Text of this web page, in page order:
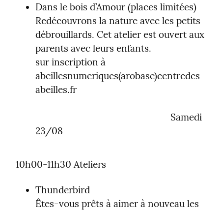
Dans le bois d’Amour (places limitées)
Redécouvrons la nature avec les petits
débrouillards. Cet atelier est ouvert aux
parents avec leurs enfants.
sur inscription à
abeillesnumeriques(arobase)centredes
abeilles.fr
23/08
10h00-11h30 Ateliers
Thunderbird
Êtes-vous prêts à aimer à nouveau les